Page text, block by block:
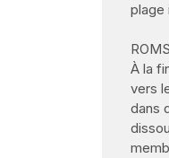
plage
À la
vers
dans